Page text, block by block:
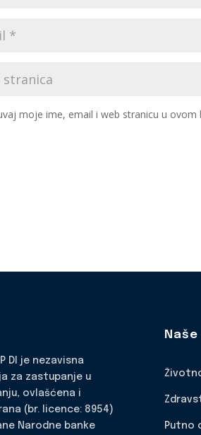
moje ime, email i web stranicu u
DI je nezavisna
za zastupanje u
ovlašćena i
(br. licence: 8954)
Narodne banke
Putno